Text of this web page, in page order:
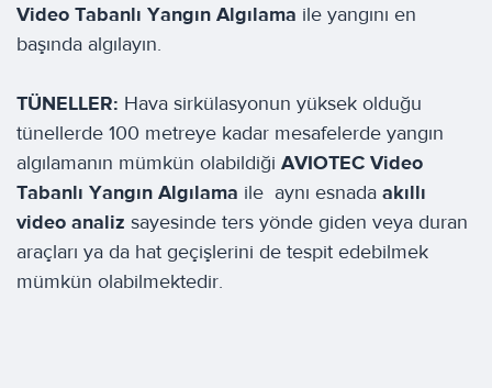
Video Tabanlı Yangın Algılama ile yangını en
başında algılayın.
TÜNELLER: Hava sirkülasyonun yüksek olduğu
tünellerde 100 metreye kadar mesafelerde yangın
algılamanın mümkün olabildiği AVIOTEC Video
Tabanlı Yangın Algılama ile aynı esnada akıllı
video analiz sayesinde ters yönde giden veya duran
araçları ya da hat geçişlerini de tespit edebilmek
mümkün olabilmektedir.